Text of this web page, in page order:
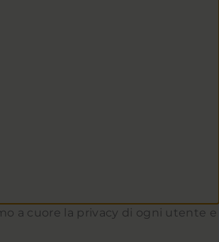
a cuore la privacy di ogni utente e